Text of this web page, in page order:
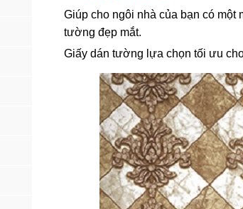
Giúp cho ngôi nhà của bạn có
tường đẹp mắt.
Giấy dán tường lựa chọn tối ưu